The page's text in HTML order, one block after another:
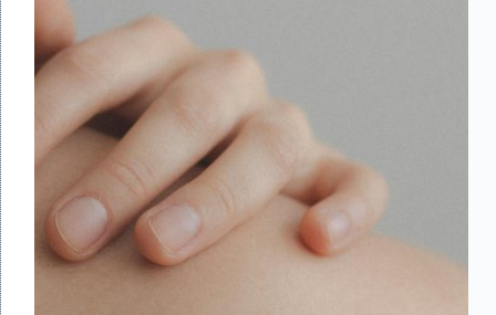
acneica:
descubra
que
muda
tudo